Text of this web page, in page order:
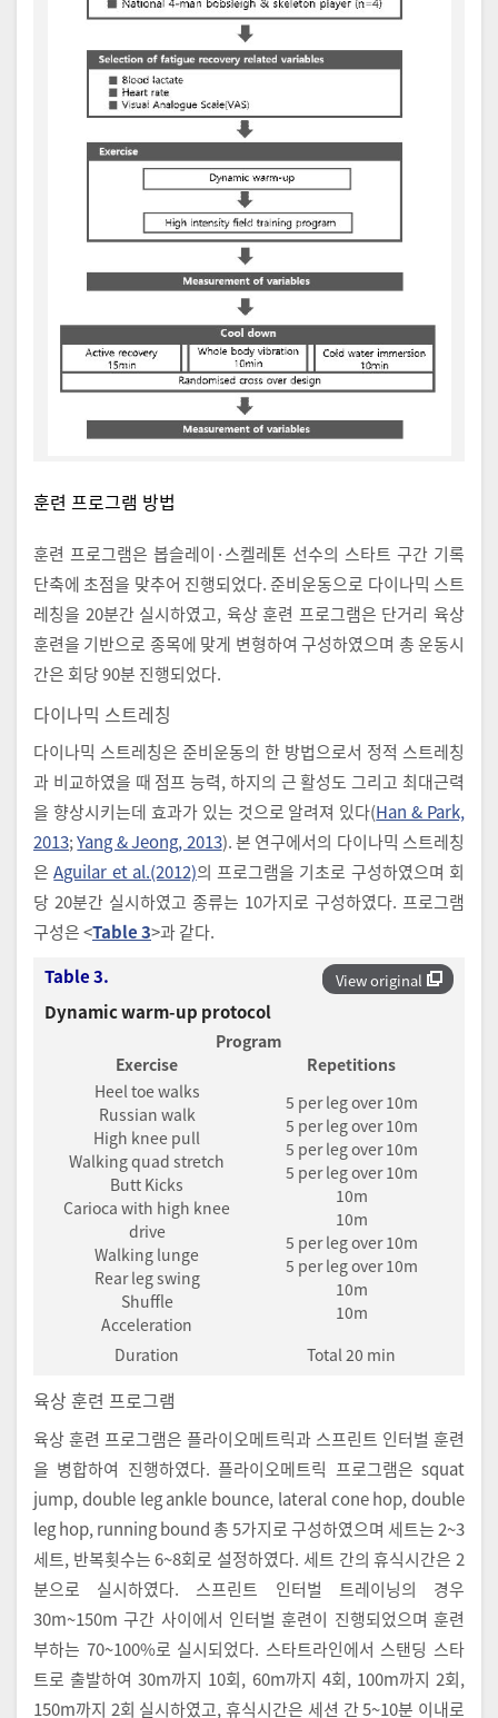
훈련 프로그램 방법
훈련 프로그램은 봅슬레이·스켈레톤 선수의 스타트 구간 기록
단축에 초점을 맞추어 진행되었다. 준비운동으로 다이나믹 스트
레칭을 20분간 실시하였고, 육상 훈련 프로그램은 단거리 육상
훈련을 기반으로 종목에 맞게 변형하여 구성하였으며 총 운동시
간은 회당 90분 진행되었다.
다이나믹 스트레칭
다이나믹 스트레칭은 준비운동의 한 방법으로서 정적 스트레칭
과 비교하였을 때 점프 능력, 하지의 근 활성도 그리고 최대근력
을 향상시키는데 효과가 있는 것으로 알려져 있다(Han & Park,
2013;Yang & Jeong, 2013). 본 연구에서의 다이나믹 스트레칭
은Aguilar et al.(2012)의 프로그램을 기초로 구성하였으며 회
당 20분간 실시하였고 종류는 10가지로 구성하였다. 프로그램
구성은 <Table 3>과 같다.
View original
Table 3.
Dynamic warm-up protocol
Program
Exercise
Repetitions
Heel toe walks
Russian walk
High knee pull
Walking quad stretch
Butt Kicks
Carioca with high knee
drive
Walking lunge
Rear leg swing
Shuffle
Acceleration
5 per leg over 10m
5 per leg over 10m
5 per leg over 10m
5 per leg over 10m
10m
10m
5 per leg over 10m
5 per leg over 10m
10m
10m
Duration
Total 20 min
육상 훈련 프로그램
육상 훈련 프로그램은 플라이오메트릭과 스프린트 인터벌 훈련
을 병합하여 진행하였다. 플라이오메트릭 프로그램은 squat
jump, double leg ankle bounce, lateral cone hop, double
leg hop, running bound 총 5가지로 구성하였으며 세트는 2~3
세트, 반복횟수는 6~8회로 설정하였다. 세트 간의 휴식시간은 2
분으로 실시하였다. 스프린트 인터벌 트레이닝의 경우
30m~150m 구간 사이에서 인터벌 훈련이 진행되었으며 훈련
부하는 70~100%로 실시되었다. 스타트라인에서 스탠딩 스타
트로 출발하여 30m까지 10회, 60m까지 4회, 100m까지 2회,
150m까지 2회 실시하였고, 휴식시간은 세션 간 5~10분 이내로